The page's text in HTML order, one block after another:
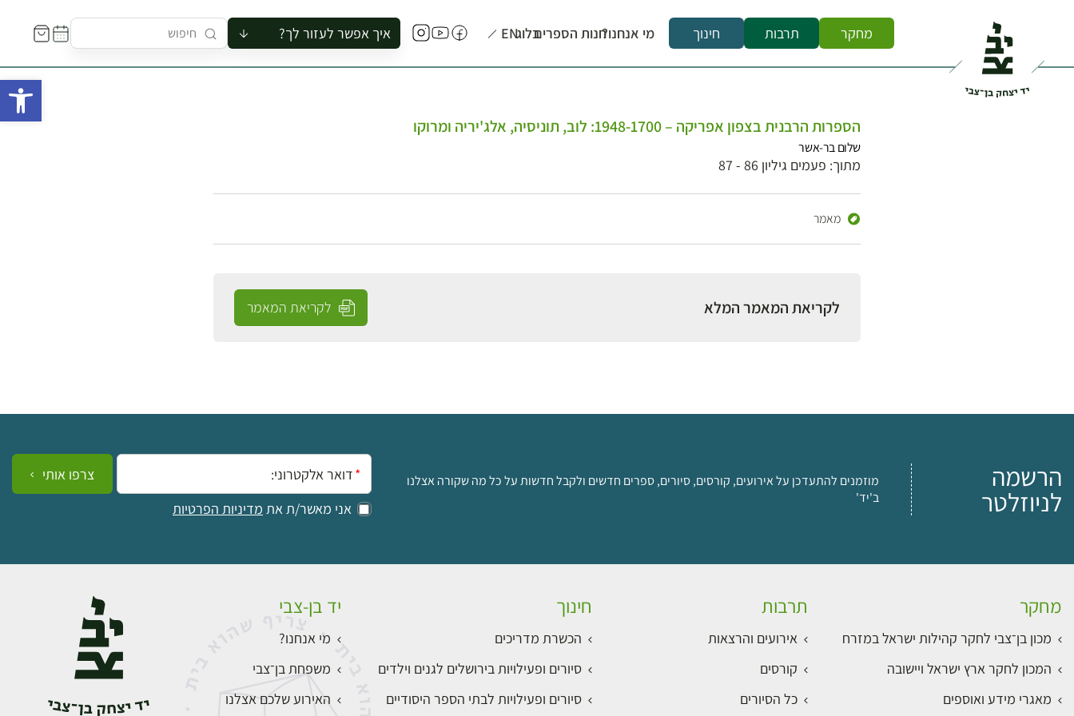
מחקר תרבות חינוך מי אנחנו?חנות הספריםבלוגEN איך אפשר לעזור לך?
להזמין סיור לקבוצה
הספרות הרבנית בצפון אפריקה – 1948-1700: לוב, תוניסיה, אלג'יריה ומרוקו
שלום בר-אשר
מתוך: פעמים גיליון 86 - 87
מאמר
לקריאת המאמר המלא לקריאת המאמר
הרשמה
לניוזלטר
מוזמנים להתעדכן על אירועים, קורסים, סיורים, ספרים חדשים ולקבל חדשות על כל מה שקורה אצלנו
ב'יד'
אימייל:
אני מאשר/ת את מדיניות הפרטיות
צרפו אותי
מחקר
מכון בן־צבי לחקר קהילות ישראל במזרח
המכון לחקר ארץ ישראל ויישובה
מאגרי מידע ואוספים
תרבות
אירועים והרצאות
קורסים
כל הסיורים
חינוך
הכשרת מדריכים
סיורים ופעילויות בירושלים לגנים וילדים
סיורים ופעילויות לבתי הספר היסודיים
יד בן-צבי
מי אנחנו?
משפחת בן־צבי
האירוע שלכם אצלנו